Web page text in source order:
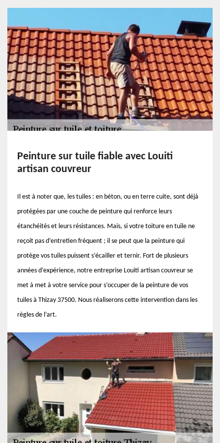
Peinture sur tuile fiable avec Louiti
artisan couvreur
Il est à noter que, les tuiles : en béton, ou en terre cuite, sont déjà
protégées par une couche de peinture qui renforce leurs
étanchéités et leurs résistances. Mais, si votre toiture en tuile ne
reçoit pas d’entretien fréquent ; il se peut que la peinture qui
protège vos tuiles puissent s’écailler et ternir. Fort de plusieurs
années d’expérience, notre entreprise Louiti artisan couvreur se
met à met à votre service pour s’occuper de la peinture de vos
tuiles à Thizay 37500. Nous réaliserons cette intervention dans les
règles de l’art.